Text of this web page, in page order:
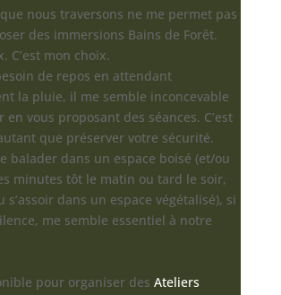
nous traversons ne me permet pas
des immersions Bains de Forêt.
C’est mon choix.
de repos en attendant
la pluie, il me semble inconcevable
en vous proposant des séances. C’est
que préserver votre sécurité.
balader dans un espace boisé (et/ou
minutes tôt le matin ou tard le soir,
s’assoir dans un espace végétalisé), si
me semble essentiel à notre
pour organiser des Ateliers